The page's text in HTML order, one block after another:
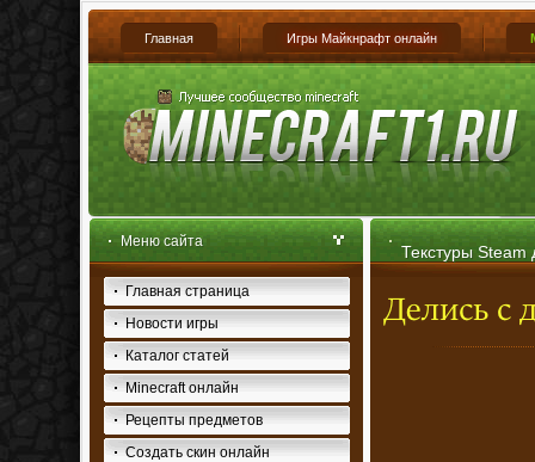
Главная Игры Майкнрафт онлайн
Меню сайта
Главная страница
Новости игры
Каталог статей
Minecraft онлайн
Рецепты предметов
Создать скин онлайн
Текстуры